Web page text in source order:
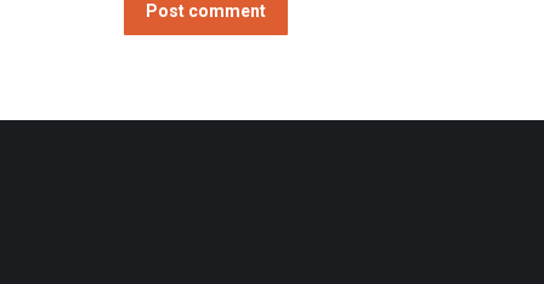
Post comment